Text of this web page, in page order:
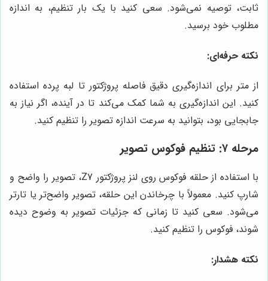
ثابت، توصیه نمی‌شود. سعی کنید با یک بار تنظیم، به اندازه
مطلوب خود برسید.
نکته حرفه‌ای:
از متر برای اندازه‌گیری دقیق فاصله پروژکتور تا لبه پرده استفاده
کنید. این اندازه‌گیری به شما کمک می‌کند تا در آینده، اگر نیاز به
جابجایی بود، بتوانید به سرعت اندازه تصویر را تنظیم کنید.
مرحله ۷: تنظیم فوکوس تصویر
با استفاده از حلقه فوکوس روی لنز پروژکتور Z7، تصویر را واضح و
شارپ کنید. معمولاً با چرخاندن این حلقه، تصویر واضح‌تر یا تارتر
می‌شود. سعی کنید تا زمانی که جزئیات تصویر به وضوح دیده
شوند، فوکوس را تنظیم کنید.
نکته هشدار: